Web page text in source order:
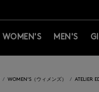
新規登録のお客様も対象！
新規登録のお客様も対象！
WOMEN'S MEN'S
WOMEN'S（ウィメンズ） ATELIER